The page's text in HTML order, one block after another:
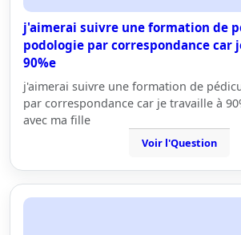
j'aimerai suivre une formation de
podologie par correspondance car
90%e
j'aimerai suivre une formation de
par correspondance car je travaille à
avec ma fille
Voir l'Question